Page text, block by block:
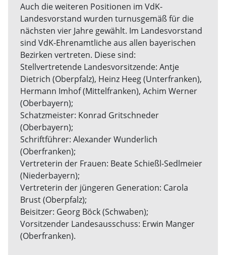
Auch die weiteren Positionen im VdK-
Landesvorstand wurden turnusgemäß für die
nächsten vier Jahre gewählt. Im Landesvorstand
sind VdK-Ehrenamtliche aus allen bayerischen
Bezirken vertreten. Diese sind:
Stellvertretende Landesvorsitzende: Antje
Dietrich (Oberpfalz), Heinz Heeg (Unterfranken),
Hermann Imhof (Mittelfranken), Achim Werner
(Oberbayern);
Schatzmeister: Konrad Gritschneder
(Oberbayern);
Schriftführer: Alexander Wunderlich
(Oberfranken);
Vertreterin der Frauen: Beate Schießl-Sedlmeier
(Niederbayern);
Vertreterin der jüngeren Generation: Carola
Brust (Oberpfalz);
Beisitzer: Georg Böck (Schwaben);
Vorsitzender Landesausschuss: Erwin Manger
(Oberfranken).